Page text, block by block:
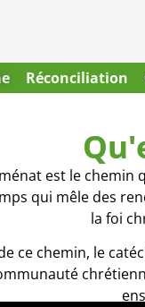
Réconciliation
est le chemin
qui mêle des
la foi
ce chemin, le